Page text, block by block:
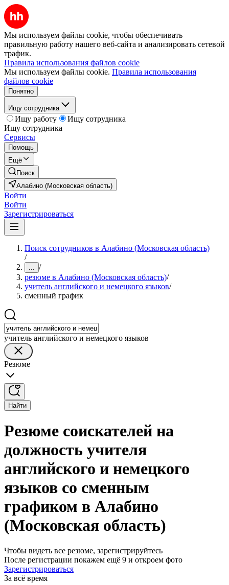
Мы используем файлы cookie, чтобы обеспечивать
правильную работу нашего веб-сайта и анализировать сетевой
трафик.
Правила использования файлов cookie
Мы используем файлы cookie. Правила использования
файлов cookie
Понятно
Ищу сотрудника
Ищу работу
Ищу сотрудника
Ищу сотрудника
Сервисы
Помощь
Ещё
Поиск
Алабино (Московская область)
Войти
Войти
Зарегистрироваться
Поиск сотрудников в Алабино (Московская область)
/
... /
резюме в Алабино (Московская область)/
учитель английского и немецкого языков/
сменный график
учитель английского и немецкого языков
Резюме
Найти
Резюме соискателей на
должность учителя
английского и немецкого
языков со сменным
графиком в Алабино
(Московская область)
Чтобы видеть все резюме, зарегистрируйтесь
После регистрации покажем ещё 9 и откроем фото
Зарегистрироваться
За всё время